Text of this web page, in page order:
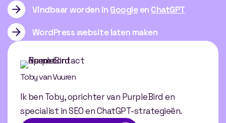
Vindbaar worden in Googleen ChatGPT
WordPress website laten maken
Toby van Vuuren
Ik ben Toby, oprichter van PurpleBird en
specialist in SEO en ChatGPT-strategieën.